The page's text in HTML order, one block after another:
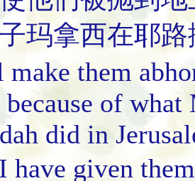
玛拿西在耶
them
because of
did in
have given